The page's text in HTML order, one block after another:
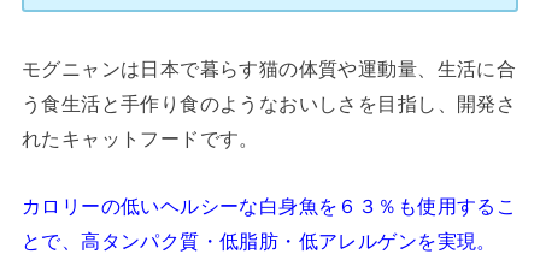
モグニャンは日本で暮らす猫の体質や運動量、生活に合
う食生活と手作り食のようなおいしさを目指し、開発さ
れたキャットフードです。
カロリーの低いヘルシーな白身魚を６３％も使用するこ
とで、高タンパク質・低脂肪・低アレルゲンを実現。